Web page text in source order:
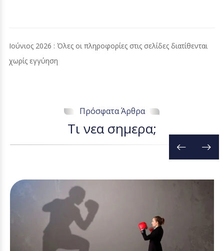
Ιούνιος 2026 : Όλες οι πληροφορίες στις σελίδες διατίθενται
χωρίς εγγύηση
Πρόσφατα Άρθρα
Τι νεα σημερα;